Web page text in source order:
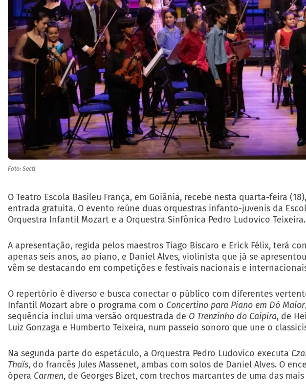
Foto: Secti
O Teatro Escola Basileu França, em Goiânia, recebe nesta quarta-feira
entrada gratuita. O evento reúne duas orquestras infanto-juvenis da
Orquestra Infantil Mozart e a Orquestra Sinfônica Pedro Ludovico Teixeira.
A apresentação, regida pelos maestros Tiago Biscaro e Erick Félix, terá
apenas seis anos, ao piano, e Daniel Alves, violinista que já se
vêm se destacando em competições e festivais nacionais e
O repertório é diverso e busca conectar o público com diferentes
Infantil Mozart abre o programa com o Concertino para Piano em Dó Maior
sequência inclui uma versão orquestrada de O Trenzinho do Caipira, de
Luiz Gonzaga e Humberto Teixeira, num passeio sonoro que une o
Na segunda parte do espetáculo, a Orquestra Pedro Ludovico executa
Thaïs, do francês Jules Massenet, ambas com solos de Daniel Alves. O
ópera Carmen, de Georges Bizet, com trechos marcantes de uma das